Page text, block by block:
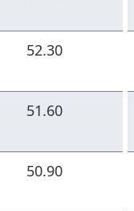
52.30
51.60
50.90